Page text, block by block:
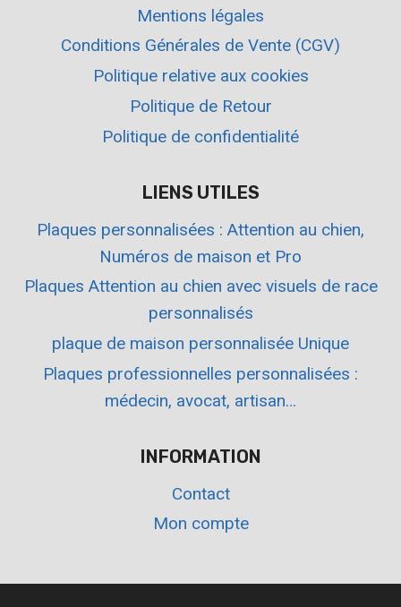
Mentions légales
Conditions Générales de Vente (CGV)
Politique relative aux cookies
Politique de Retour
Politique de confidentialité
LIENS UTILES
Plaques personnalisées : Attention au chien,
Numéros de maison et Pro
Plaques Attention au chien avec visuels de race
personnalisés
plaque de maison personnalisée Unique
Plaques professionnelles personnalisées :
médecin, avocat, artisan…
INFORMATION
Contact
Mon compte